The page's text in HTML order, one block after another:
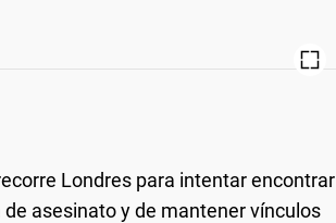
Londres para intentar encontrar
asesinato y de mantener vínculos